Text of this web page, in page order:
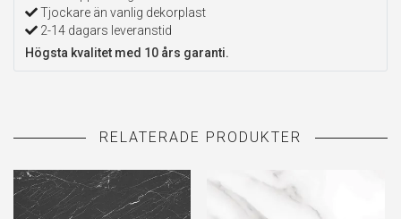
Tjockare än vanlig dekorplast
2-14 dagars leveranstid
Högsta kvalitet med 10 års garanti.